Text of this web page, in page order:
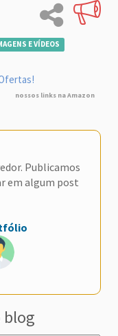
E VÍDEOS
nossos links na Amazon
Publicamos
em algum post
blog